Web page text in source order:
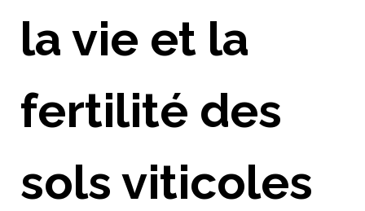
la vie et la
fertilité des
sols viticoles